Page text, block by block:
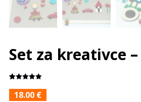
Set za kreativce
ocjena:5.00
od ukupno
18.00 €